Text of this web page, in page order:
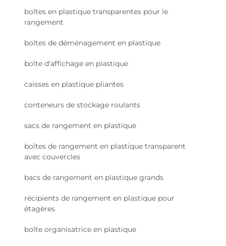
boîtes en plastique transparentes pour le
rangement
boîtes de déménagement en plastique
boîte d'affichage en plastique
caisses en plastique pliantes
conteneurs de stockage roulants
sacs de rangement en plastique
boîtes de rangement en plastique transparent
avec couvercles
bacs de rangement en plastique grands
récipients de rangement en plastique pour
étagères
boîte organisatrice en plastique